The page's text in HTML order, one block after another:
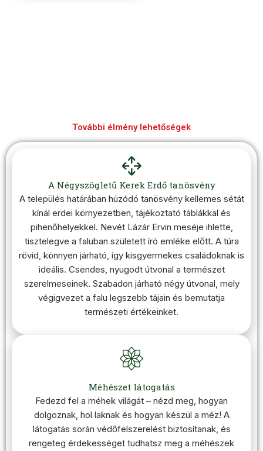
További élmény lehetőségek
A Négyszögletű Kerek Erdő tanösvény
A település határában húzódó tanösvény kellemes sétát
kínál erdei környezetben, tájékoztató táblákkal és
pihenőhelyekkel. Nevét Lázár Ervin meséje ihlette,
tisztelegve a faluban született író emléke előtt. A túra
rövid, könnyen járható, így kisgyermekes családoknak is
ideális. Csendes, nyugodt útvonal a természet
szerelmeseinek. Szabadon járható négy útvonal, mely
végigvezet a falu legszebb tájain és bemutatja
természeti értékeinket.
Méhészet látogatás
Fedezd fel a méhek világát – nézd meg, hogyan
dolgoznak, hol laknak és hogyan készül a méz! A
látogatás során védőfelszerelést biztosítanak, és
rengeteg érdekességet tudhatsz meg a méhészek